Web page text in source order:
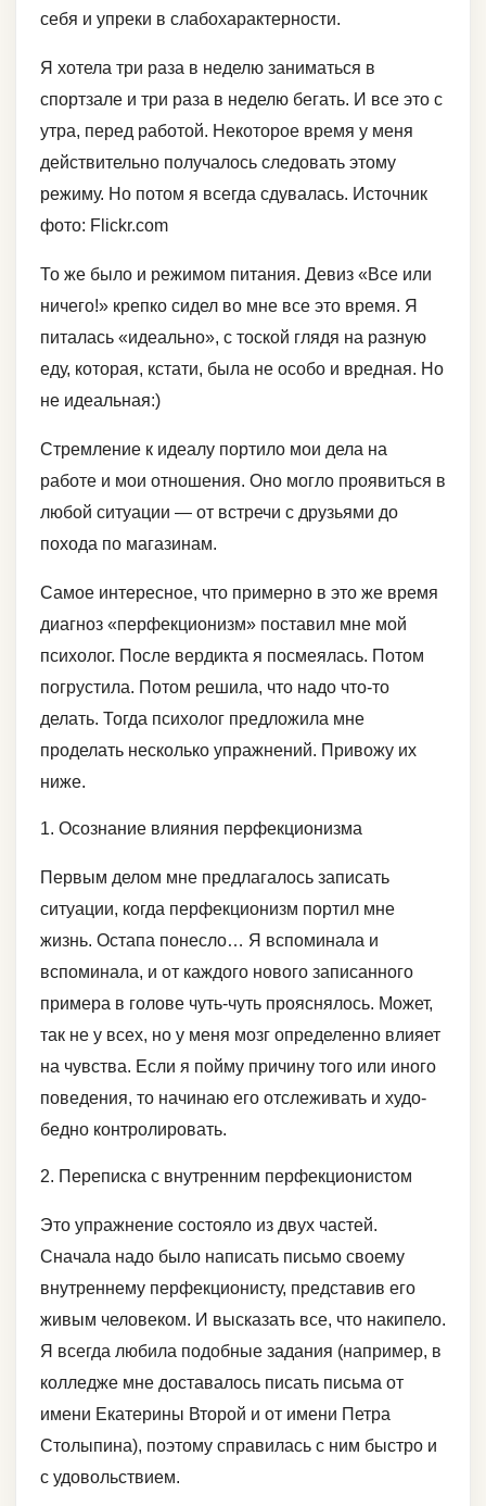
себя и упреки в слабохарактерности.
Я хотела три раза в неделю заниматься в
спортзале и три раза в неделю бегать. И все это с
утра, перед работой. Некоторое время у меня
действительно получалось следовать этому
режиму. Но потом я всегда сдувалась. Источник
фото: Flickr.com
То же было и режимом питания. Девиз «Все или
ничего!» крепко сидел во мне все это время. Я
питалась «идеально», с тоской глядя на разную
еду, которая, кстати, была не особо и вредная. Но
не идеальная:)
Стремление к идеалу портило мои дела на
работе и мои отношения. Оно могло проявиться в
любой ситуации — от встречи с друзьями до
похода по магазинам.
Самое интересное, что примерно в это же время
диагноз «перфекционизм» поставил мне мой
психолог. После вердикта я посмеялась. Потом
погрустила. Потом решила, что надо что-то
делать. Тогда психолог предложила мне
проделать несколько упражнений. Привожу их
ниже.
1. Осознание влияния перфекционизма
Первым делом мне предлагалось записать
ситуации, когда перфекционизм портил мне
жизнь. Остапа понесло… Я вспоминала и
вспоминала, и от каждого нового записанного
примера в голове чуть-чуть прояснялось. Может,
так не у всех, но у меня мозг определенно влияет
на чувства. Если я пойму причину того или иного
поведения, то начинаю его отслеживать и худо-
бедно контролировать.
2. Переписка с внутренним перфекционистом
Это упражнение состояло из двух частей.
Сначала надо было написать письмо своему
внутреннему перфекционисту, представив его
живым человеком. И высказать все, что накипело.
Я всегда любила подобные задания (например, в
колледже мне доставалось писать письма от
имени Екатерины Второй и от имени Петра
Столыпина), поэтому справилась с ним быстро и
с удовольствием.